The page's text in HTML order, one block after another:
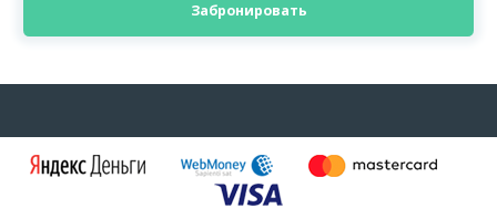
Забронировать